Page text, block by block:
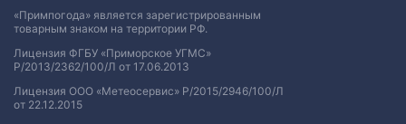
«Примпогода» является зарегистрированным
товарным знаком на территории РФ.
Лицензия ФГБУ «Приморское УГМС»
Р/2013/2362/100/Л от 17.06.2013
Лицензия ООО «Метеосервис» Р/2015/2946/100/Л
от 22.12.2015